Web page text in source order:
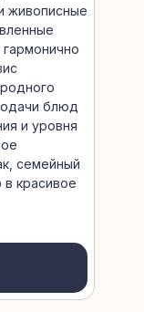
живописные
блюд
и уровня
семейный
красивое